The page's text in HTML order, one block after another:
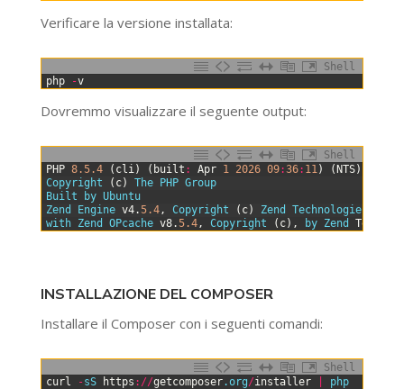
Verificare la versione installata:
Shell
php -v
Dovremmo visualizzare il seguente output:
Shell
PHP 8.5.4 ( cli) ( built : Apr 1 2026 09:36: 11) ( NTS)
Copyright
( c) The PHP Group
Built
by Ubuntu
Zend
Engine v4.5.4, Copyright ( c) Zend Technologies
with Zend OPcache v8.5.4, Copyright ( c) , by Zend
INSTALLAZIONE DEL COMPOSER
Installare il Composer con i seguenti comandi:
Shell
curl -sS https : //getcomposer.org/installer php